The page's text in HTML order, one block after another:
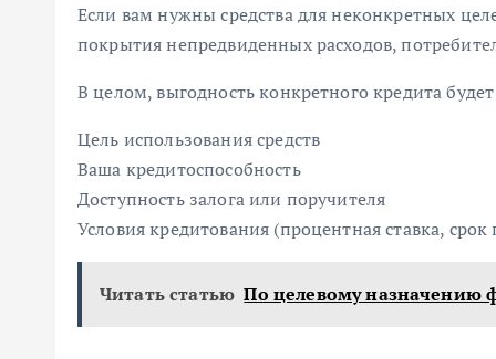
Если вам нужны средства для неконкретных
покрытия непредвиденных расходов,
В целом, выгодность конкретного кредита
Цель использования средств
Ваша кредитоспособность
Доступность залога или поручителя
Условия кредитования (процентная ставка,
Читать статью По целевому назначению